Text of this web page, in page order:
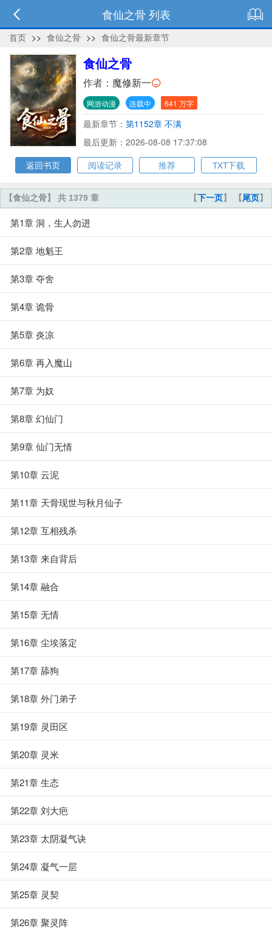
食仙之骨 列表
首页 >> 食仙之骨 >> 食仙之骨最新章节
食仙之骨
作者： 魔修新一
网游动漫 连载中 641 万字
最新章节： 第1152章 不满
最后更新：2026-08-08 17:37:08
返回书页
阅读记录 推荐 TXT下载
【下一页】 【尾页】
【食仙之骨】 共 1379 章
第1章 洞，生人勿进
第2章 地魁王
第3章 夺舍
第4章 诡骨
第5章 炎凉
第6章 再入魔山
第7章 为奴
第8章 幻仙门
第9章 仙门无情
第10章 云泥
第11章 天骨现世与秋月仙子
第12章 互相残杀
第13章 来自背后
第14章 融合
第15章 无情
第16章 尘埃落定
第17章 舔狗
第18章 外门弟子
第19章 灵田区
第20章 灵米
第21章 生态
第22章 刘大疤
第23章 太阴凝气诀
第24章 凝气一层
第25章 灵契
第26章 聚灵阵